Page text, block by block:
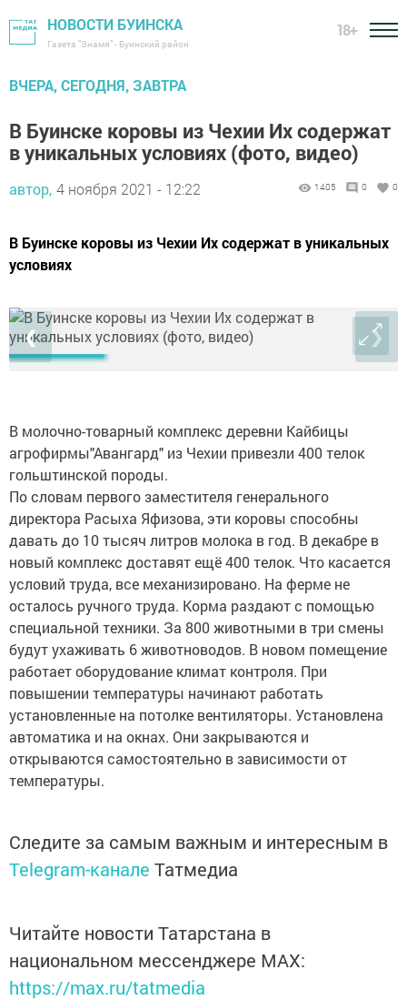
НОВОСТИ БУИНСКА
Газета "Знамя" - Буинский район
18+
ВЧЕРА, СЕГОДНЯ, ЗАВТРА
В Буинске коровы из Чехии Их содержат
в уникальных условиях (фото, видео)
автор, 4 ноября 2021 - 12:22 1405 0 0
В Буинске коровы из Чехии Их содержат в уникальных
условиях
❮ ❯
В молочно-товарный комплекс деревни Кайбицы
агрофирмы"Авангард" из Чехии привезли 400 телок
гольштинской породы.
По словам первого заместителя генерального
директора Расыха Яфизова, эти коровы способны
давать до 10 тысяч литров молока в год. В декабре в
новый комплекс доставят ещё 400 телок. Что касается
условий труда, все механизировано. На ферме не
осталось ручного труда. Корма раздают с помощью
специальной техники. За 800 животными в три смены
будут ухаживать 6 животноводов. В новом помещение
работает оборудование климат контроля. При
повышении температуры начинают работать
установленные на потолке вентиляторы. Установлена
автоматика и на окнах. Они закрываются и
открываются самостоятельно в зависимости от
температуры.
Следите за самым важным и интересным в
Telegram-канале Татмедиа
Читайте новости Татарстана в
национальном мессенджере MАХ:
https://max.ru/tatmedia